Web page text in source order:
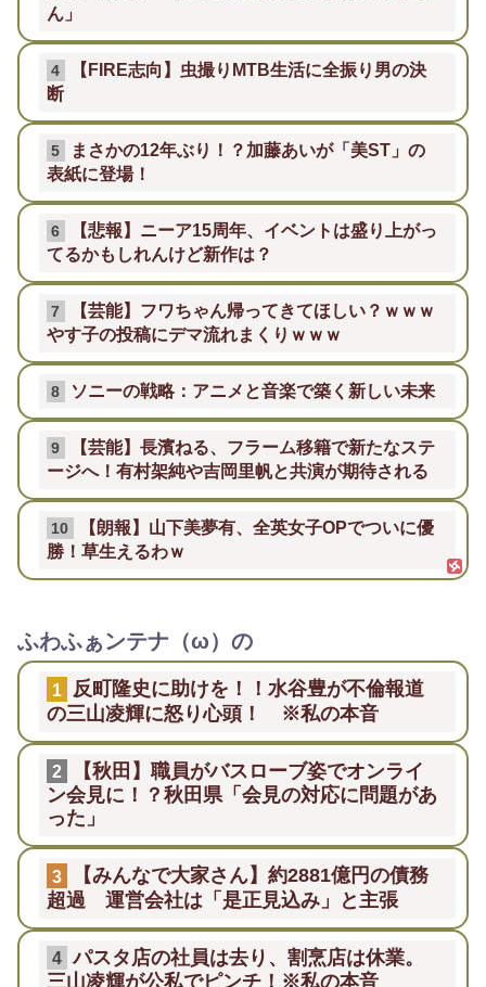
ん」
4
【FIRE志向】虫撮りMTB生活に全振り男の決
断
5
まさかの12年ぶり！？加藤あいが「美ST」の
表紙に登場！
6
【悲報】ニーア15周年、イベントは盛り上がっ
てるかもしれんけど新作は？
7
【芸能】フワちゃん帰ってきてほしい？ｗｗｗ
やす子の投稿にデマ流れまくりｗｗｗ
8 ソニーの戦略：アニメと音楽で築く新しい未来
9
【芸能】長濱ねる、フラーム移籍で新たなステ
ージへ！有村架純や吉岡里帆と共演が期待される
10
【朗報】山下美夢有、全英女子OPでついに優
勝！草生えるわｗ
ふわふぁンテナ（ω）の
1
反町隆史に助けを！！水谷豊が不倫報道
の三山凌輝に怒り心頭！ ※私の本音
2
【秋田】職員がバスローブ姿でオンライ
ン会見に！？秋田県「会見の対応に問題があ
った」
3
【みんなで大家さん】約2881億円の債務
超過 運営会社は「是正見込み」と主張
4 パスタ店の社員は去り、割烹店は休業。
三山凌輝が公私でピンチ！※私の本音